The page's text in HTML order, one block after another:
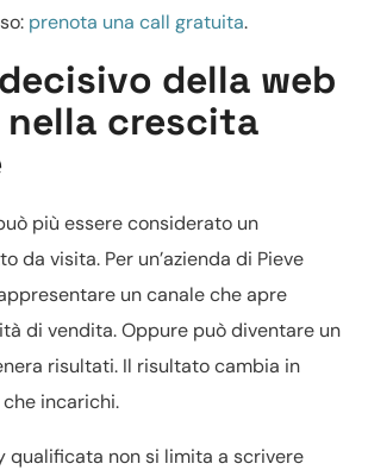
prenota una call gratuita.
della web
crescita
più essere considerato un
da visita. Per un’azienda di Pieve
un canale che apre
di vendita. Oppure può diventare un
risultati. Il risultato cambia in
che incarichi.
qualificata non si limita a scrivere